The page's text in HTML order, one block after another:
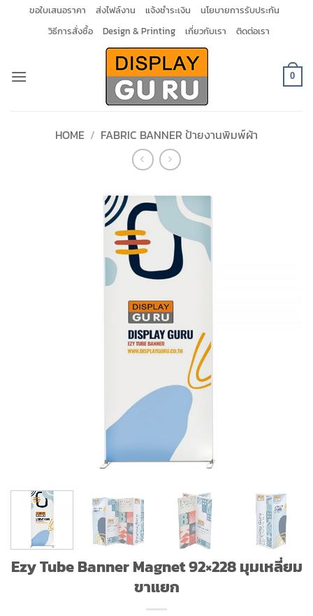
ขอใบเสนอราคา ส่งไฟล์งาน แจ้งชำระเงิน
นโยบายการรับประกัน
วิธีการสั่งซื้อ
Design & Printing เกี่ยวกับเรา ติดต่อเรา
0
HOME / FABRIC BANNER ป้ายงานพิมพ์ผ้า
Ezy Tube Banner Magnet 92×228 มุมเหลี่ยม
ขาแยก